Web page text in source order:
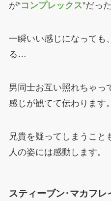
が“コンプレックス”だっ
一瞬いい感じになっても
る…
男同士お互い照れちゃっ
感じが観てて伝わります。
兄貴を疑ってしまうこと
人の姿には感動します。
スティーブン･マカフレ